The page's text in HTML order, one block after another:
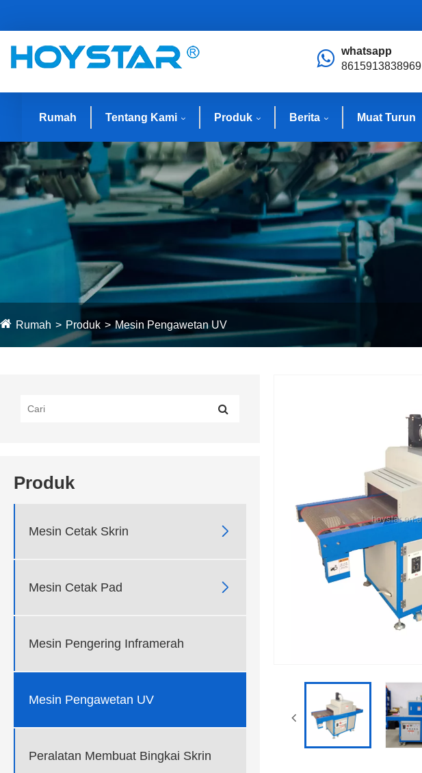
whatsapp
8615913838969
Rumah Tentang Kami Produk Berita Muat Turun
Rumah Produk Mesin Pengawetan UV
Produk
Mesin Cetak Skrin 
Mesin Cetak Pad 
Mesin Pengering Inframerah
Mesin Pengawetan UV
Peralatan Membuat Bingkai Skrin